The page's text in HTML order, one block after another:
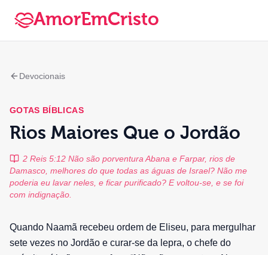
AmorEmCristo
Devocionais
GOTAS BÍBLICAS
Rios Maiores Que o Jordão
2 Reis 5:12 Não são porventura Abana e Farpar, rios de
Damasco, melhores do que todas as águas de Israel? Não me
poderia eu lavar neles, e ficar purificado? E voltou-se, e se foi
com indignação.
Quando Naamã recebeu ordem de Eliseu, para mergulhar
sete vezes no Jordão e curar-se da lepra, o chefe do